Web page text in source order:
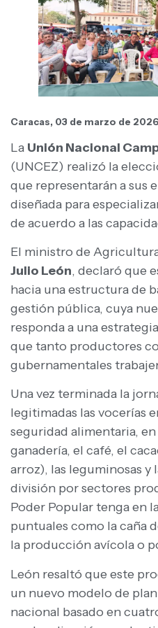
Caracas, 03 de marzo de
La Unión Nacional
(UNCEZ) realizó la
que representarán a sus
diseñada para
de acuerdo a las
El ministro de
Julio León, declaró que
hacia una estructura de
gestión pública, cuya
responda a una
que tanto productores
gubernamentales
Una vez terminada la
legitimadas las vocerías
seguridad alimentaria, en
ganadería, el café, el
arroz), las leguminosas y
división por sectores
Poder Popular tenga en
puntuales como la caña
la producción avícola o
León resaltó que este
un nuevo modelo de
nacional basado en